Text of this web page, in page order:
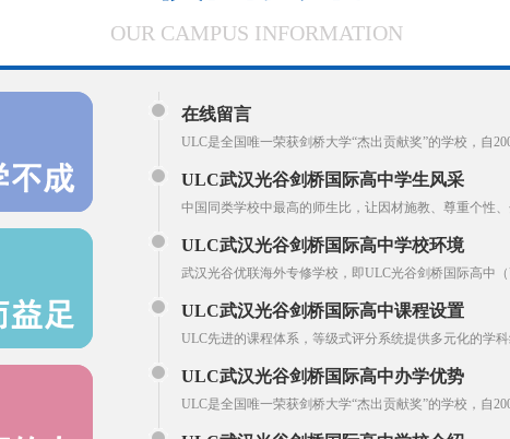
OUR CAMPUS INFORMATION
在线留言
ULC是全国唯一荣获剑桥大学“杰出贡献奖”的学校，自
ULC武汉光谷剑桥国际高中学生风采
中国同类学校中最高的师生比，让因材施教、尊重个
ULC武汉光谷剑桥国际高中学校环境
武汉光谷优联海外专修学校，即ULC光谷剑桥国际高
ULC武汉光谷剑桥国际高中课程设置
ULC先进的课程体系，等级式评分系统提供多元化的
ULC武汉光谷剑桥国际高中办学优势
ULC是全国唯一荣获剑桥大学“杰出贡献奖”的学校，自